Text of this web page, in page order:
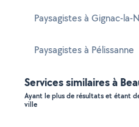
Paysagistes à Gignac-la-
Paysagistes à Pélissanne
Services similaires à
Ayant le plus de résultats et étant
ville